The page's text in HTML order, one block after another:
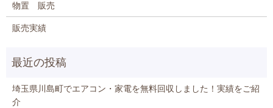
物置 販売
販売実績
埼玉県川島町でエアコン・家電を無料回収しました！実績をご紹
介